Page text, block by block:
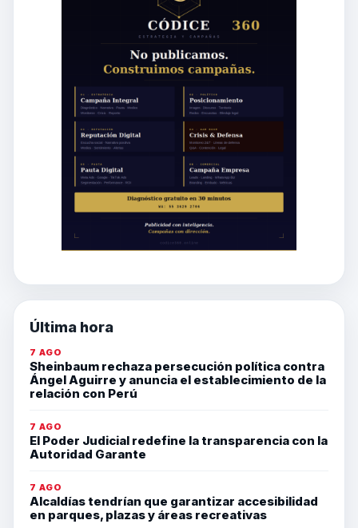
Última hora
7 AGO
Sheinbaum rechaza persecución política contra
Ángel Aguirre y anuncia el establecimiento de la
relación con Perú
7 AGO
El Poder Judicial redefine la transparencia con la
Autoridad Garante
7 AGO
Alcaldías tendrían que garantizar accesibilidad
en parques, plazas y áreas recreativas